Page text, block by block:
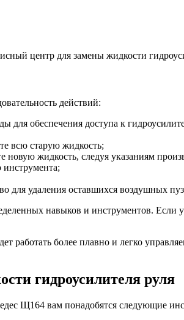
центр для замены жидкости
действий:
для обеспечения доступа к
всю старую жидкость;
жидкость, следуя указаниям
для удаления оставшихся воздушных
навыков и инструментов.
работать более плавно и легко
гидроусилителя руля
Щ164 вам понадобятся следующие